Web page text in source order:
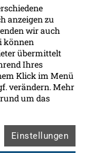
anzeigen zu
wir auch
können
übermittelt
Ihres
Klick im Menü
verändern. Mehr
um das
Einstellungen